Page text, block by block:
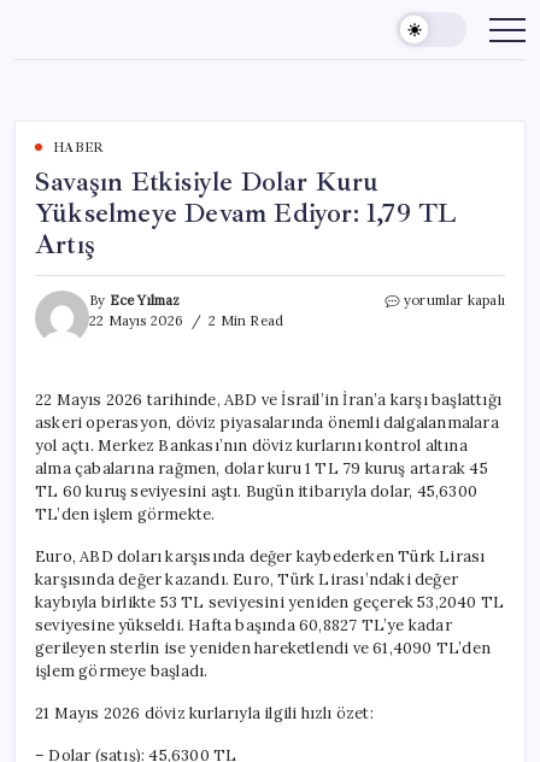
content
HABER
Savaşın Etkisiyle Dolar Kuru
Yükselmeye Devam Ediyor: 1,79 TL
Artış
By Ece Yılmaz
22 Mayıs 2026
2 Min Read
Savaşın
Devam
Ediyor:
1,79
TL
Artış
için
yorumlar kapalı
22 Mayıs 2026 tarihinde, ABD ve İsrail’in İran’a karşı başlattığı
askeri operasyon, döviz piyasalarında önemli dalgalanmalara
yol açtı. Merkez Bankası’nın döviz kurlarını kontrol altına
alma çabalarına rağmen, dolar kuru 1 TL 79 kuruş artarak 45
TL 60 kuruş seviyesini aştı. Bugün itibarıyla dolar, 45,6300
TL’den işlem görmekte.
Euro, ABD doları karşısında değer kaybederken Türk Lirası
karşısında değer kazandı. Euro, Türk Lirası’ndaki değer
kaybıyla birlikte 53 TL seviyesini yeniden geçerek 53,2040 TL
seviyesine yükseldi. Hafta başında 60,8827 TL’ye kadar
gerileyen sterlin ise yeniden hareketlendi ve 61,4090 TL’den
işlem görmeye başladı.
21 Mayıs 2026 döviz kurlarıyla ilgili hızlı özet:
– Dolar (satış): 45,6300 TL